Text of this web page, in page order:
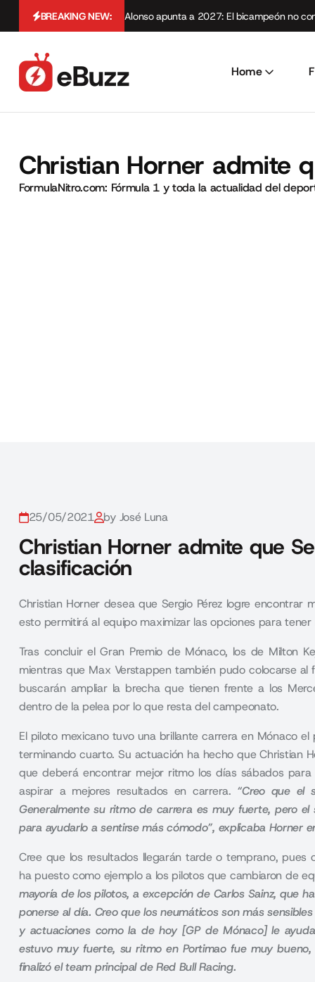
BREAKING NEW: Alonso apunta a 2027: El bicampeón no
Home
Christian Horner admite
FormulaNitro.com: Fórmula 1 y toda la actualidad del
25/05/2021 by José Luna
Christian Horner admite que
clasificación
Christian Horner desea que Sergio Pérez logre
esto permitirá al equipo maximizar las opciones para
Tras concluir el Gran Premio de Mónaco, los de Milton
mientras que Max Verstappen también pudo colocarse
buscarán ampliar la brecha que tienen frente a los
dentro de la pelea por lo que resta del campeonato.
El piloto mexicano tuvo una brillante carrera en Mónacoel
terminando cuarto. Su actuación ha hecho que Christian
que deberá encontrar mejor ritmo los días sábados
aspirar a mejores resultados en carrera. “Creo que el
Generalmente su ritmo de carrera es muy fuerte, pero
para ayudarlo a sentirse más cómodo”, explicaba Horner
Cree que los resultados llegarán tarde o temprano,
ha puesto como ejemplo a los pilotos que cambiaron de
mayoría de los pilotos, a excepción de Carlos Sainz, que
ponerse al día. Creo que los neumáticos son más
y actuaciones como la de hoy [GP de Mónaco] le
estuvo muy fuerte, su ritmo en Portimao fue muy
finalizó el team principal de Red Bull Racing.